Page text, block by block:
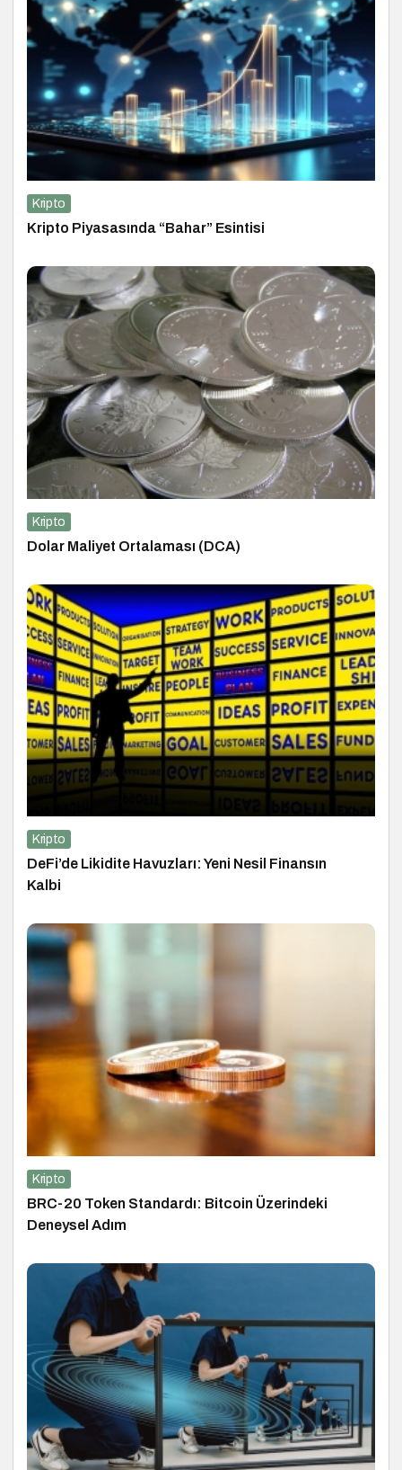
Kripto
Kripto Piyasasında “Bahar” Esintisi
Kripto
Dolar Maliyet Ortalaması (DCA)
Kripto
DeFi’de Likidite Havuzları: Yeni Nesil Finansın
Kalbi
Kripto
BRC-20 Token Standardı: Bitcoin Üzerindeki
Deneysel Adım